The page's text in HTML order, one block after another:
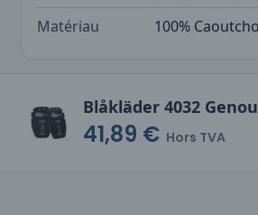
Matériau
100%
41,89 € Hors TVA